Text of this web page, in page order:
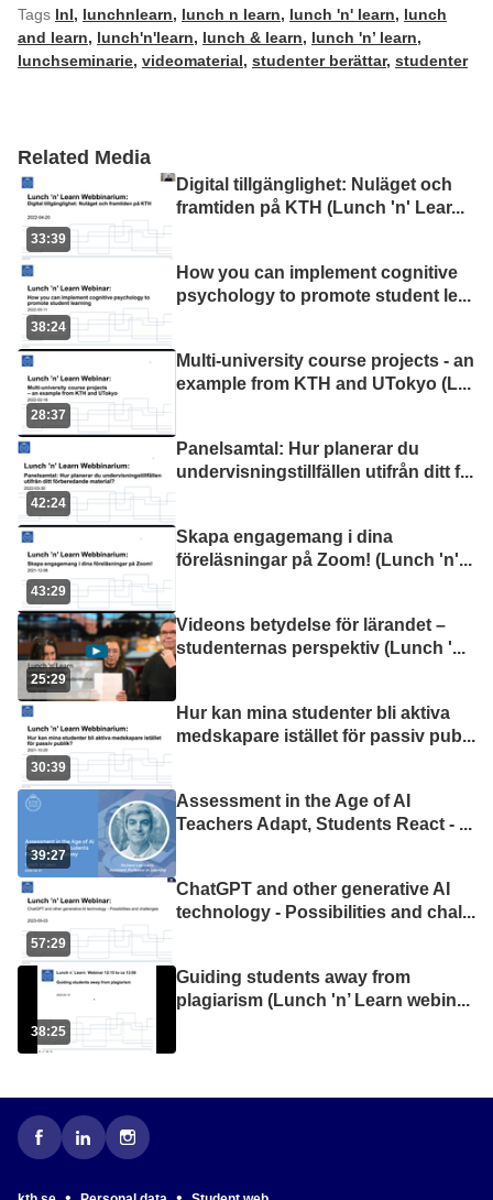
Related Media
33:39
Digital tillgänglighet: Nuläget och
framtiden på KTH (Lunch 'n' Lear...
38:24
How you can implement cognitive
psychology to promote student le...
28:37
Multi-university course projects - an
example from KTH and UTokyo (L...
42:24
Panelsamtal: Hur planerar du
undervisningstillfällen utifrån ditt f...
43:29
Skapa engagemang i dina
föreläsningar på Zoom! (Lunch 'n'...
25:29
Videons betydelse för lärandet –
studenternas perspektiv (Lunch '...
30:39
Hur kan mina studenter bli aktiva
medskapare istället för passiv pub...
39:27
Assessment in the Age of AI
Teachers Adapt, Students React - ...
57:29
ChatGPT and other generative AI
technology - Possibilities and chal ...
38:25
Guiding students away from
plagiarism (Lunch 'n’ Learn webin...
Tags lnl, lunchnlearn, lunch n learn, lunch 'n' learn, lunch
and learn, lunch'n'learn, lunch & learn, lunch 'n’ learn,
lunchseminarie, videomaterial, studenter berättar, studenter